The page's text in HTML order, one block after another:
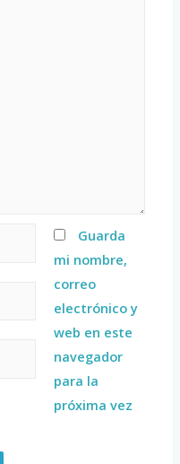
Guarda
mi nombre,
correo
electrónico y
web en este
navegador
para la
próxima vez